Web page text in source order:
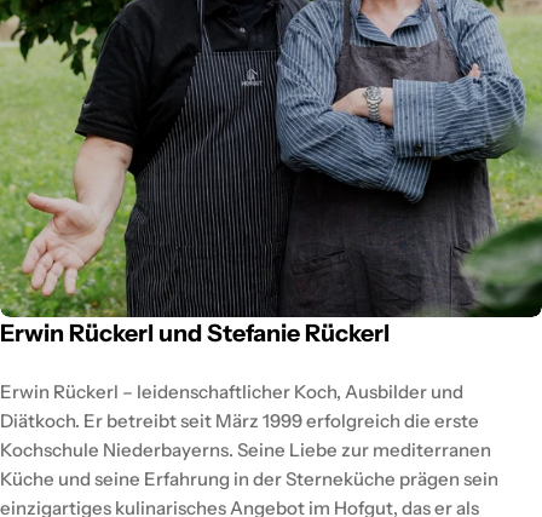
Erwin Rückerl und Stefanie Rückerl
Erwin Rückerl – leidenschaftlicher Koch, Ausbilder und
Diätkoch. Er betreibt seit März 1999 erfolgreich die erste
Kochschule Niederbayerns. Seine Liebe zur mediterranen
Küche und seine Erfahrung in der Sterneküche prägen sein
einzigartiges kulinarisches Angebot im Hofgut, das er als